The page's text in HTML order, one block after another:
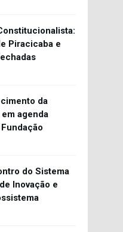
Piracicaba e
da
agenda
do Sistema
Inovação e